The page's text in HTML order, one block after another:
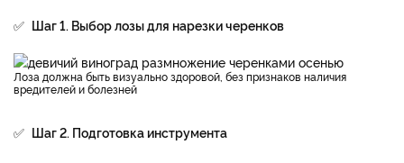
✅ Шаг 1. Выбор лозы для нарезки черенков
Лоза должна быть визуально здоровой, без признаков наличия
вредителей и болезней
✅ Шаг 2. Подготовка инструмента